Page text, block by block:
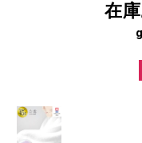
在庫